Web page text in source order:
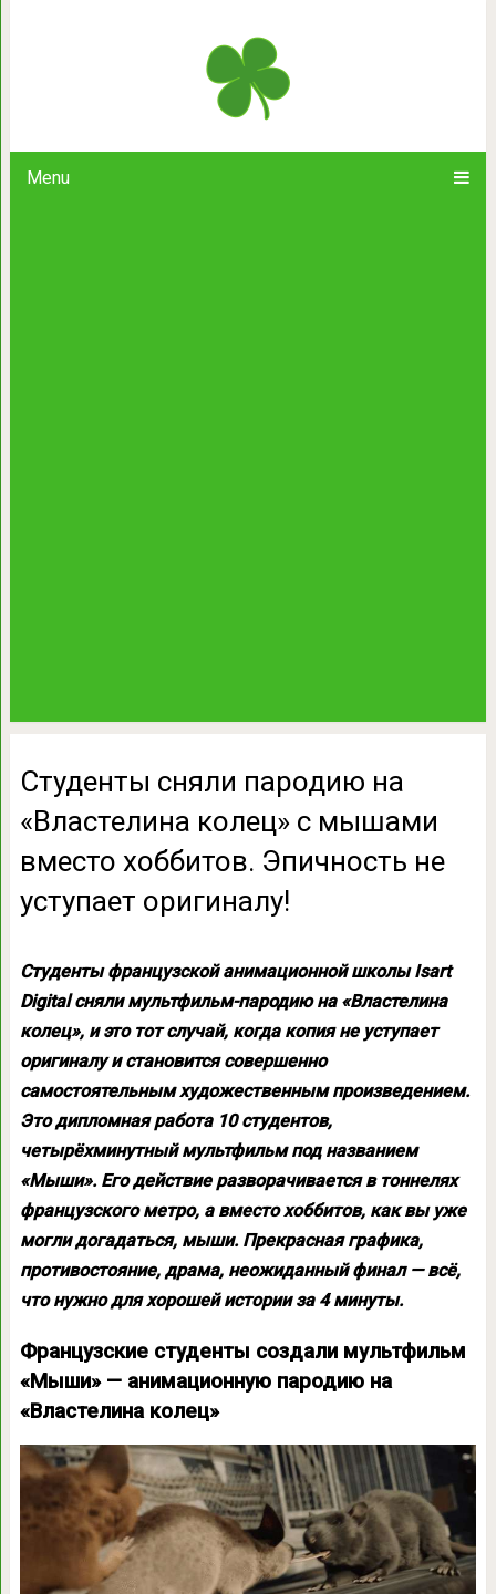
Menu
Студенты сняли пародию на
вместо хоббитов. Эпичность
Студенты сняли пародию на
«Властелина колец» с мышами
вместо хоббитов. Эпичность не
уступает оригиналу!
Студенты французской анимационной школы Isart
Digital сняли мультфильм-пародию на «Властелина
колец», и это тот случай, когда копия не уступает
оригиналу и становится совершенно
самостоятельным художественным произведением.
Это дипломная работа 10 студентов,
четырёхминутный мультфильм под названием
«Мыши». Его действие разворачивается в тоннелях
французского метро, а вместо хоббитов, как вы уже
могли догадаться, мыши. Прекрасная графика,
противостояние, драма, неожиданный финал — всё,
что нужно для хорошей истории за 4 минуты.
Французские студенты создали мультфильм
«Мыши» — анимационную пародию на
«Властелина колец»